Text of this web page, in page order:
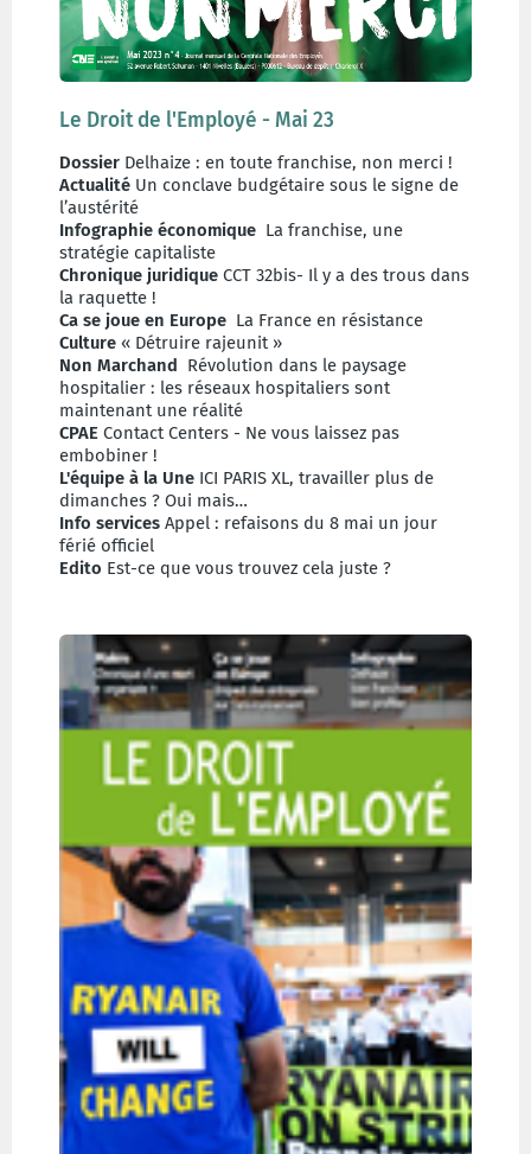
Le Droit de l'Employé - Mai 23
Dossier Delhaize : en toute franchise, non merci !
Actualité Un conclave budgétaire sous le signe de
l’austérité
Infographie économique La franchise, une
stratégie capitaliste
Chronique juridique CCT 32bis- Il y a des trous dans
la raquette !
Ca se joue en Europe La France en résistance
Culture « Détruire rajeunit »
Non Marchand
Révolution dans le paysage
hospitalier : les réseaux hospitaliers sont
maintenant une réalité
CPAE Contact Centers - Ne vous laissez pas
embobiner !
L'équipe à la Une ICI PARIS XL, travailler plus de
dimanches ? Oui mais…
Info services Appel : refaisons du 8 mai un jour
férié officiel
Edito Est-ce que vous trouvez cela juste ?